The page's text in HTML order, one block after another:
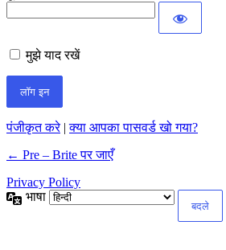
मुझे याद रखें
पंजीकृत करे|क्या आपका पासवर्ड खो गया?
← Pre – Brite पर जाएँ
Privacy Policy
भाषा